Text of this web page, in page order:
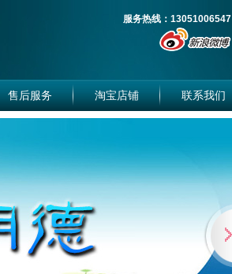
服务热线：13051006547
售后服务 淘宝店铺 联系我们